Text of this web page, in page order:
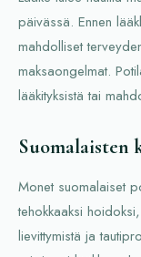
päivässä. Ennen
mahdolliset
maksaongelmat.
lääkityksistä tai
Suomalaisten
Monet suomalaiset
tehokkaaksi
lievittymistä ja